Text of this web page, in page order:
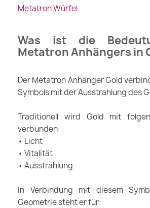
Metatron Würfel.
Was ist die
Metatron Anhängers in
Der Metatron Anhänger Gold
Symbols mit der Ausstrahlung des
Traditionell wird Gold mit
verbunden:
• Licht
• Vitalität
• Ausstrahlung
In Verbindung mit diesem
Geometrie steht er für: